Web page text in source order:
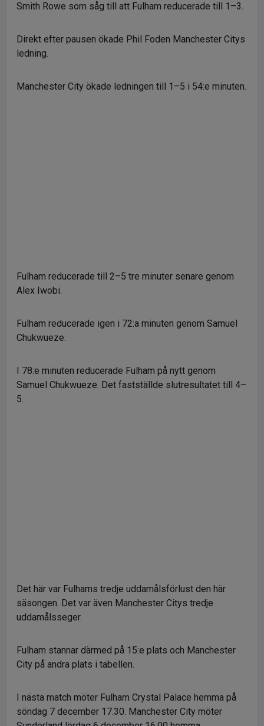
Smith Rowe som såg till att Fulham reducerade till 1–3.
Direkt efter pausen ökade Phil Foden Manchester Citys
ledning.
Manchester City ökade ledningen till 1–5 i 54:e minuten.
Fulham reducerade till 2–5 tre minuter senare genom
Alex Iwobi.
Fulham reducerade igen i 72:a minuten genom Samuel
Chukwueze.
I 78:e minuten reducerade Fulham på nytt genom
Samuel Chukwueze. Det fastställde slutresultatet till 4–
5.
Det här var Fulhams tredje uddamålsförlust den här
säsongen. Det var även Manchester Citys tredje
uddamålsseger.
Fulham stannar därmed på 15:e plats och Manchester
City på andra plats i tabellen.
I nästa match möter Fulham Crystal Palace hemma på
söndag 7 december 17.30. Manchester City möter